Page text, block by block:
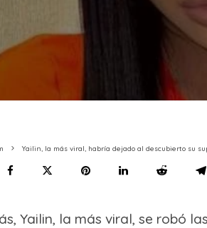
Yailin, la más viral, habría dejado al descubierto su
Yailin, la más viral, se robó